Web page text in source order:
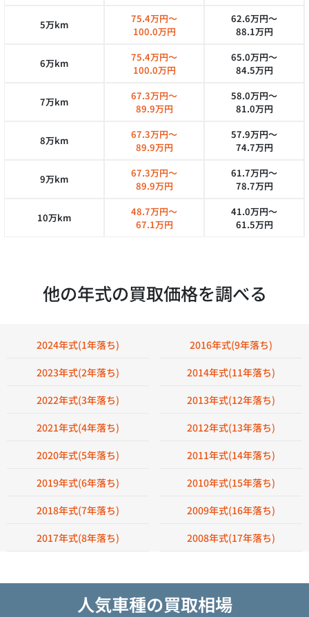
5万km
75.4万円～
100.0万円
62.6万円～
88.1万円
6万km
75.4万円～
100.0万円
65.0万円～
84.5万円
7万km
67.3万円～
89.9万円
58.0万円～
81.0万円
8万km
67.3万円～
89.9万円
57.9万円～
74.7万円
9万km
67.3万円～
89.9万円
61.7万円～
78.7万円
10万km
48.7万円～
67.1万円
41.0万円～
61.5万円
他の年式の買取価格を調べる
2024年式(1年落ち)
2023年式(2年落ち)
2022年式(3年落ち)
2021年式(4年落ち)
2020年式(5年落ち)
2019年式(6年落ち)
2018年式(7年落ち)
2017年式(8年落ち)
2016年式(9年落ち)
2014年式(11年落ち)
2013年式(12年落ち)
2012年式(13年落ち)
2011年式(14年落ち)
2010年式(15年落ち)
2009年式(16年落ち)
2008年式(17年落ち)
人気車種の買取相場